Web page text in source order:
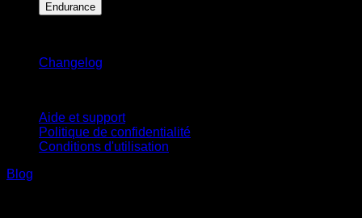
Endurance
Changelog
Aide et support
Politique de confidentialité
Conditions d'utilisation
Blog